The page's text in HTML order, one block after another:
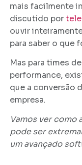
mais facilmente
discutido por
ouvir
para saber o que
Mas para times
performance,
que a conversão
empresa.
Vamos ver como
pode ser
um avançado